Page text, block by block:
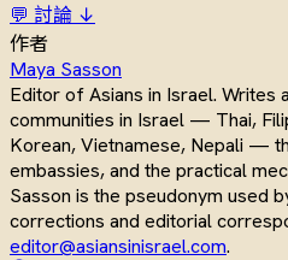
💬 討論 ↓
作者
Maya Sasson
Editor of Asians in Israel. Writes
communities in Israel — Thai,
Korean, Vietnamese, Nepali —
embassies, and the practical
Sasson is the pseudonym used
corrections and editorial
editor@asiansinisrael.com.